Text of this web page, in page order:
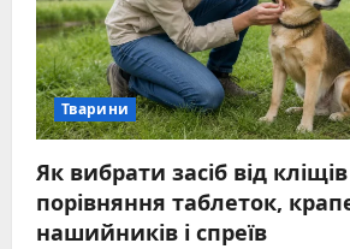
Тварини
Як вибрати засіб від
порівняння таблеток,
нашийників і спреїв